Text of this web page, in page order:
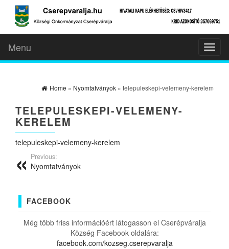
Menu
Home » Nyomtatványok » telepuleskepi-velemeny-kerelem
TELEPULESKEPI-VELEMENY-
KERELEM
telepuleskepi-velemeny-kerelem
Previous:
Nyomtatványok
FACEBOOK
Még több friss információért látogasson el Cserépváralja
Község Facebook oldalára:
facebook.com/kozseg.cserepvaralja